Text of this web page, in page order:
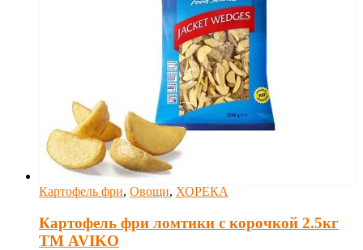
Картофель фри, Овощи, ХОРЕКА
Картофель фри ломтики с корочкой 2.5кг
ТМ AVIKO